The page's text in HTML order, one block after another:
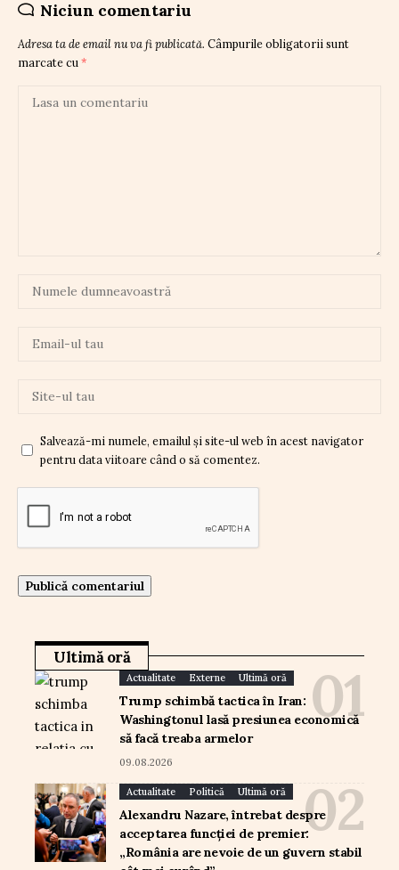
Niciun comentariu
Adresa ta de email nu va fi publicată. Câmpurile obligatorii sunt
marcate cu *
Salvează-mi numele, emailul și site-ul web în acest navigator
pentru data viitoare când o să comentez.
Ultimă oră
Actualitate Externe Ultimă oră
Trump schimbă tactica în Iran:
Washingtonul lasă presiunea economică
să facă treaba armelor
09.08.2026
Actualitate Politică Ultimă oră
Alexandru Nazare, întrebat despre
acceptarea funcției de premier:
„România are nevoie de un guvern stabil